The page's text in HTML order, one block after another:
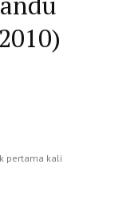
pertama kali